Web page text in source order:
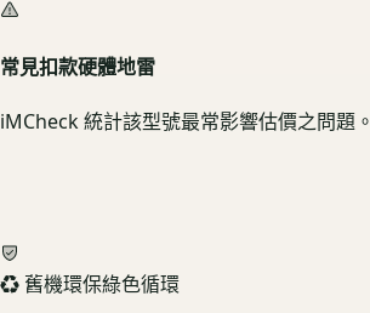
常見扣款硬體地雷
iMCheck 統計該型號最常影響估價之問題。
♻️ 舊機環保綠色循環